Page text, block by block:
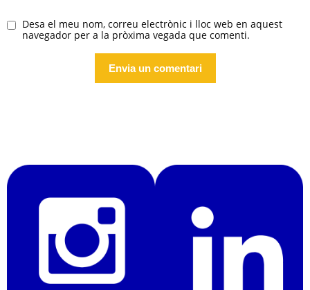
Desa el meu nom, correu electrònic i lloc web en aquest
navegador per a la pròxima vegada que comenti.